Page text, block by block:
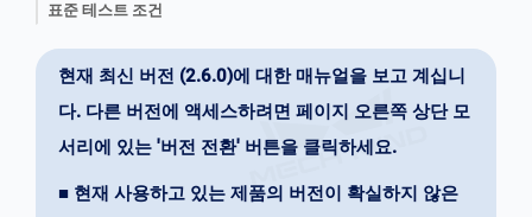
표준 테스트 조건
현재 최신 버전 (2.6.0)에 대한 매뉴얼을 보고 계십니
다. 다른 버전에 액세스하려면 페이지 오른쪽 상단 모
서리에 있는 '버전 전환' 버튼을 클릭하세요.
■ 현재 사용하고 있는 제품의 버전이 확실하지 않은